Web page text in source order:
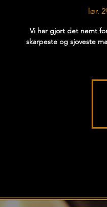
lør.
Vi har gjort det nemt
skarpeste og sjoveste